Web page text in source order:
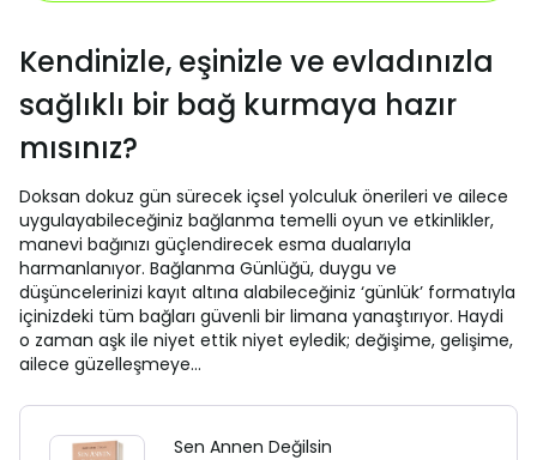
Kendinizle, eşinizle ve evladınızla
sağlıklı bir bağ kurmaya hazır
mısınız?
Doksan dokuz gün sürecek içsel yolculuk önerileri ve ailece
uygulayabileceğiniz bağlanma temelli oyun ve etkinlikler,
manevi bağınızı güçlendirecek esma dualarıyla
harmanlanıyor. Bağlanma Günlüğü, duygu ve
düşüncelerinizi kayıt altına alabileceğiniz ‘günlük’ formatıyla
içinizdeki tüm bağları güvenli bir limana yanaştırıyor. Haydi
o zaman aşk ile niyet ettik niyet eyledik; değişime, gelişime,
ailece güzelleşmeye…
Sen Annen Değilsin